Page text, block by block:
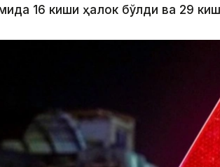
16 киши ҳалок бўлди ва 29